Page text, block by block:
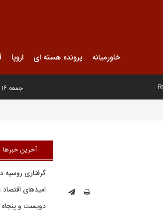
خاورمیانه پرونده هسته ای اروپا
جمعه ۱۶ مرداد ۱۴۰۵
آخرین خبرها
گرفتاری روسیه
امیدهای اقتصاد
دویست و پنجاه